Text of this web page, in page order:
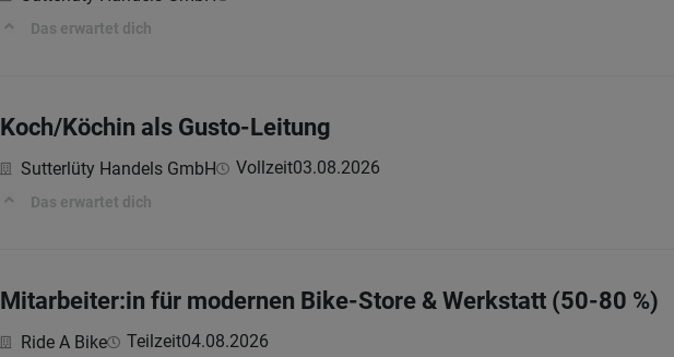
Das erwartet dich
Koch/Köchin als Gusto-Leitung
Sutterlüty Handels GmbH Vollzeit03.08.2026
Das erwartet dich
Mitarbeiter:in für modernen Bike-Store & Werkstatt (50-80 %)
Ride A Bike Teilzeit04.08.2026